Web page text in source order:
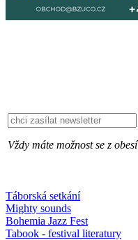
Vždy máte možnost se z
Táborská setkání
Mighty sounds
Bohemia Jazz Fest
Tabook - festival literatury